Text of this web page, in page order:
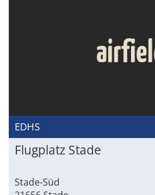
EDHS
Flugplatz Stade
Stade-Süd